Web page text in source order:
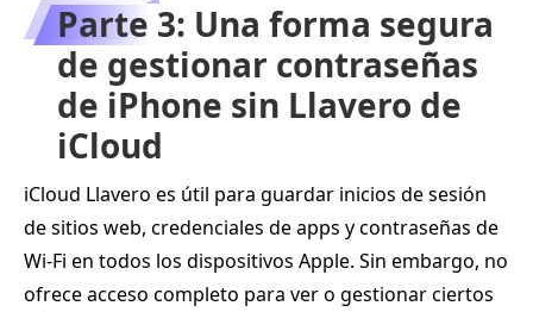
Parte 3: Una forma segura
de gestionar contraseñas
de iPhone sin Llavero de
iCloud
iCloud Llavero es útil para guardar inicios de sesión
de sitios web, credenciales de apps y contraseñas de
Wi‑Fi en todos los dispositivos Apple. Sin embargo, no
ofrece acceso completo para ver o gestionar ciertos